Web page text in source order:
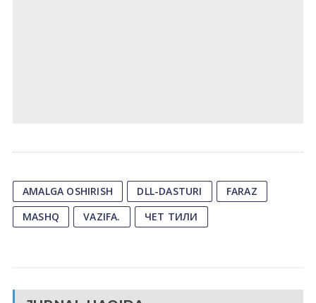
AMALGA OSHIRISH DLL-DASTURI
FARAZ
MASHQ
VAZIFA. ЧЕТ ТИЛИ